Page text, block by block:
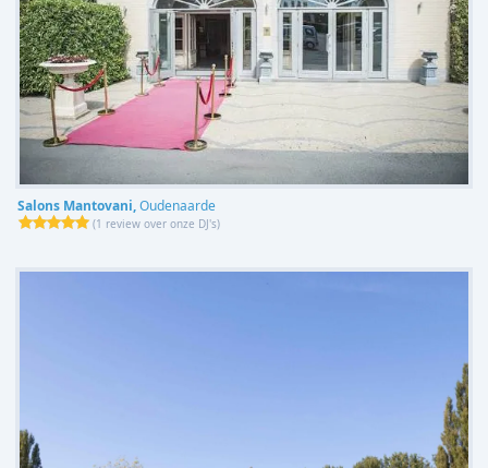
Salons Mantovani,Oudenaarde
(1 review over onze DJ's)